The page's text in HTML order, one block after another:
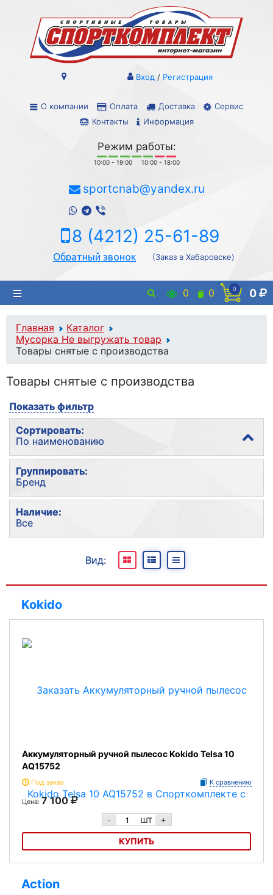
О компании Оплата Доставка
Сервис
Контакты
Информация
Вход / Регистрация
Режим работы:
10:00 - 19:00 10:00 - 18:00
sportcnab@yandex.ru
8 (4212) 25-61-89
Обратный звонок (Заказ в Хабаровске)
0 0 0 0
Главная
Каталог
Мусорка Не выгружать товар
Товары снятые с производства
Товары снятые с производства
Показать фильтр
Сортировать:
По наименованию
По популярности
По наименованию
По цене
Группировать:
Бренд
Без группировки
Бренд
Наличие:
Все
Под заказ
Отсутствуют
Вид:
Kokido
Аккумуляторный ручной пылесос Kokido Telsa 10
AQ15752
Под заказ К сравнению
Цена: 7 100
- шт +
КУПИТЬ
Action